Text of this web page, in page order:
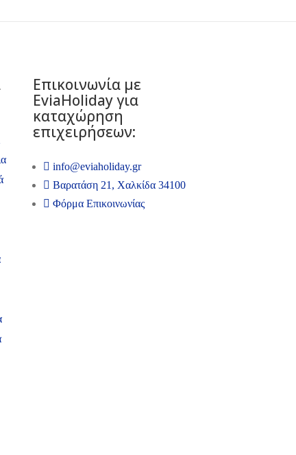
Επικοινωνία με
ΕviaHoliday για
καταχώρηση
επιχειρήσεων:
info@eviaholiday.gr
Βαρατάση 21, Χαλκίδα 34100
Φόρμα Επικοινωνίας